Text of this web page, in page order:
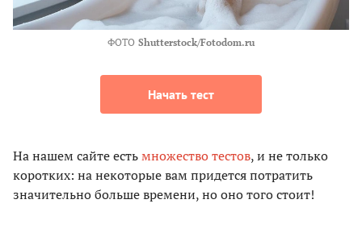
ФОТО Shutterstock/Fotodom.ru
Начать тест
На нашем сайте естьмножество тестов, и не только
коротких: на некоторые вам придется потратить
значительно больше времени, но оно того стоит!